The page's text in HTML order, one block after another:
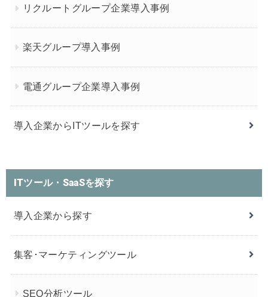
リクルートグループ企業導入事例
楽天グループ導入事例
電通グループ企業導入事例
導入企業からITツールを探す
ITツール・SaaSを探す
導入企業から探す
集客･マーケティングツール
SEO分析ツール